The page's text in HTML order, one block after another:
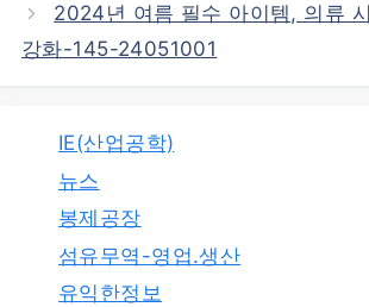
2024년 여름 필수 아이템, 의류
강화-145-24051001
IE(산업공학)
뉴스
봉제공장
섬유무역-영업.생산
유익한정보